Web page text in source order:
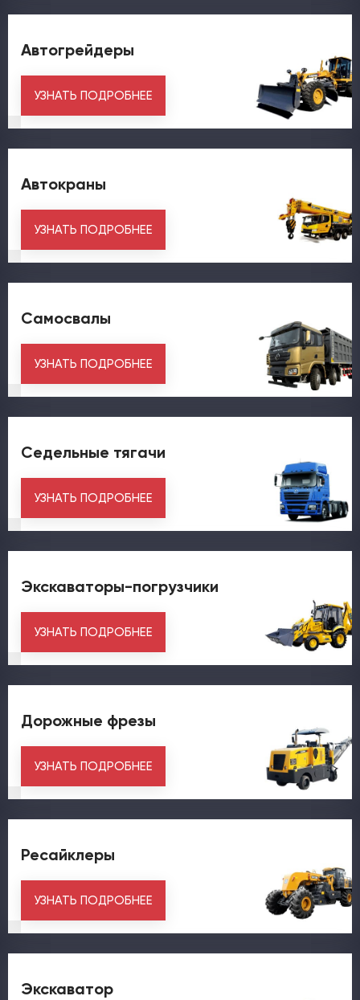
Автогрейдеры
УЗНАТЬ ПОДРОБНЕЕ
Автокраны
УЗНАТЬ ПОДРОБНЕЕ
Самосвалы
УЗНАТЬ ПОДРОБНЕЕ
Седельные тягачи
УЗНАТЬ ПОДРОБНЕЕ
Экскаваторы-погрузчики
УЗНАТЬ ПОДРОБНЕЕ
Дорожные фрезы
УЗНАТЬ ПОДРОБНЕЕ
Ресайклеры
УЗНАТЬ ПОДРОБНЕЕ
Экскаватор